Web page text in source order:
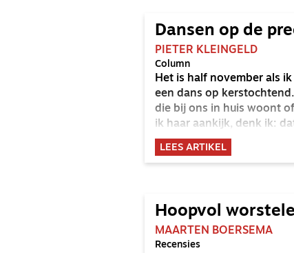
Dansen op de
PIETER KLEINGELD
Column
Het is half november als
een dans op
die bij ons in huis woont
ik haar aankijk, denk ik:
kerstochtend. Misschien
gentlemen.
LEES ARTIKEL
Hoopvol
MAARTEN BOERSEMA
Recensies